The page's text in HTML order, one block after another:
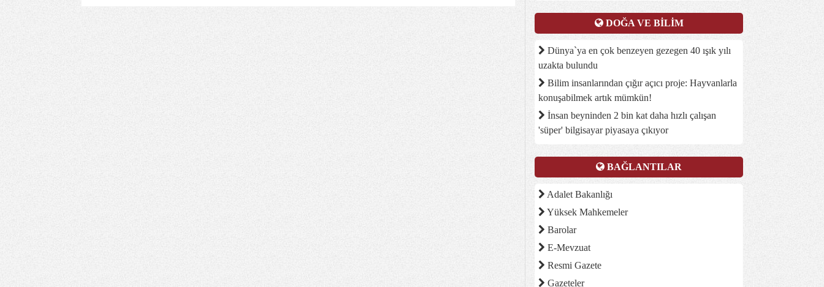
DOĞA VE BİLİM
Dünya`ya en çok benzeyen gezegen 40 ışık yılı
uzakta bulundu
Bilim insanlarından çığır açıcı proje: Hayvanlarla
konuşabilmek artık mümkün!
İnsan beyninden 2 bin kat daha hızlı çalışan
'süper' bilgisayar piyasaya çıkıyor
BAĞLANTILAR
Adalet Bakanlığı
Yüksek Mahkemeler
Barolar
E-Mevzuat
Resmi Gazete
Gazeteler